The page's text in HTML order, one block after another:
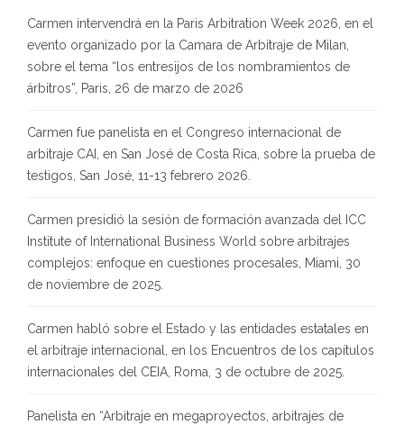
Carmen intervendrá en la Paris Arbitration Week 2026, en el
evento organizado por la Camara de Arbitraje de Milan,
sobre el tema “los entresijos de los nombramientos de
árbitros”, Paris, 26 de marzo de 2026
Carmen fue panelista en el Congreso internacional de
arbitraje CAI, en San José de Costa Rica, sobre la prueba de
testigos, San José, 11-13 febrero 2026.
Carmen presidió la sesión de formación avanzada del ICC
Institute of International Business World sobre arbitrajes
complejos: enfoque en cuestiones procesales, Miami, 30
de noviembre de 2025.
Carmen habló sobre el Estado y las entidades estatales en
el arbitraje internacional, en los Encuentros de los capítulos
internacionales del CEIA, Roma, 3 de octubre de 2025.
Panelista en “Arbitraje en megaproyectos, arbitrajes de